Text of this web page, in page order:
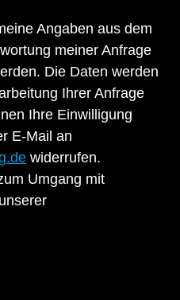
Angaben aus dem
meiner Anfrage
Die Daten werden
Ihrer Anfrage
Ihre Einwilligung
E-Mail an
widerrufen.
Umgang mit